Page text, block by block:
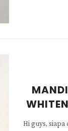
Hi guys,